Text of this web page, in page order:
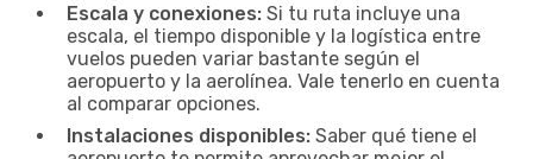
Escala y conexiones: Si tu ruta incluye una
escala, el tiempo disponible y la logística entre
vuelos pueden variar bastante según el
aeropuerto y la aerolínea. Vale tenerlo en cuenta
al comparar opciones.
Instalaciones disponibles: Saber qué tiene el